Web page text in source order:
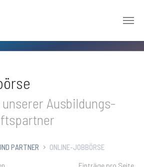
Ausbildungs-
PARTNER ONLINE-JOBBÖRSE